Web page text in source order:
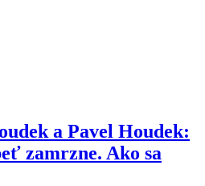
a Pavel Houdek:
zamrzne. Ako sa